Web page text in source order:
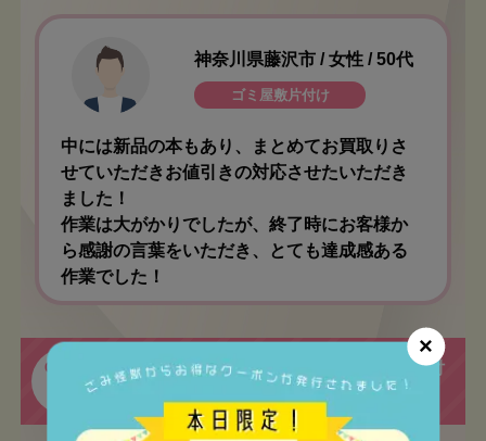
×
神奈川県藤沢市 / 女性 / 50代
ゴミ屋敷片付け
中には新品の本もあり、まとめてお買取りさ
せていただきお値引きの対応させたいただき
ました！
作業は大がかりでしたが、終了時にお客様か
ら感謝の言葉をいただき、とても達成感ある
作業でした！
CASE
ご自宅で大量に溜まってしまった本の片付
けのお手伝いをさせていただきました！